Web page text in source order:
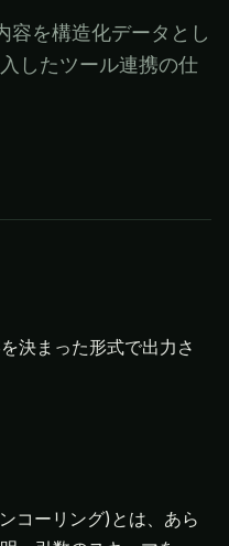
容を構造化データとし
したツール連携の仕
決まった形式で出力さ
コーリング)とは、あら